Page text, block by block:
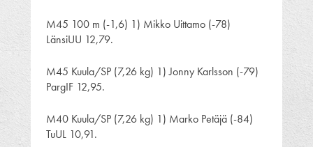
M45 100 m (-1,6) 1) Mikko Uittamo (-78)
LänsiUU 12,79.
M45 Kuula/SP (7,26 kg) 1) Jonny Karlsson (-79)
PargIF 12,95.
M40 Kuula/SP (7,26 kg) 1) Marko Petäjä (-84)
TuUL 10,91.